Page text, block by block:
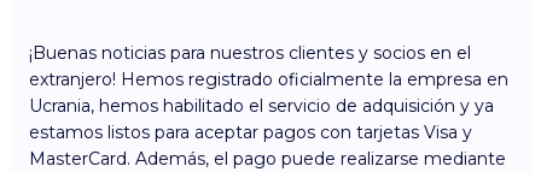
¡Buenas noticias para nuestros clientes y socios en el
extranjero! Hemos registrado oficialmente la empresa en
Ucrania, hemos habilitado el servicio de adquisición y ya
estamos listos para aceptar pagos con tarjetas Visa y
MasterCard. Además, el pago puede realizarse mediante